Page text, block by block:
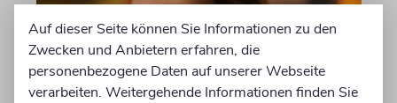
Auf dieser Seite können Sie Informationen zu den
Zwecken und Anbietern erfahren, die
personenbezogene Daten auf unserer Webseite
verarbeiten. Weitergehende Informationen finden Sie